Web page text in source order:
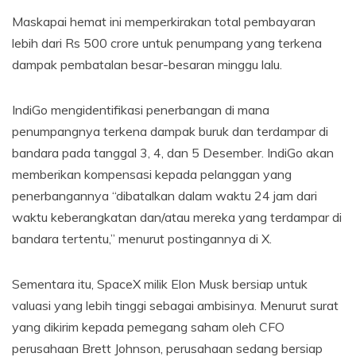
Maskapai hemat ini memperkirakan total pembayaran
lebih dari Rs 500 crore untuk penumpang yang terkena
dampak pembatalan besar-besaran minggu lalu.
IndiGo mengidentifikasi penerbangan di mana
penumpangnya terkena dampak buruk dan terdampar di
bandara pada tanggal 3, 4, dan 5 Desember. IndiGo akan
memberikan kompensasi kepada pelanggan yang
penerbangannya “dibatalkan dalam waktu 24 jam dari
waktu keberangkatan dan/atau mereka yang terdampar di
bandara tertentu,” menurut postingannya di X.
Sementara itu, SpaceX milik Elon Musk bersiap untuk
valuasi yang lebih tinggi sebagai ambisinya. Menurut surat
yang dikirim kepada pemegang saham oleh CFO
perusahaan Brett Johnson, perusahaan sedang bersiap